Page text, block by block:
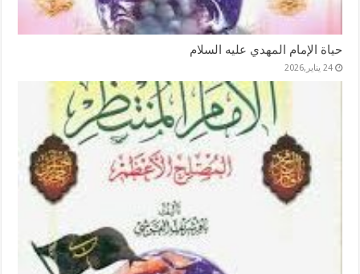
حياة الإمام المهدي عليه السلام
24 يناير,2026